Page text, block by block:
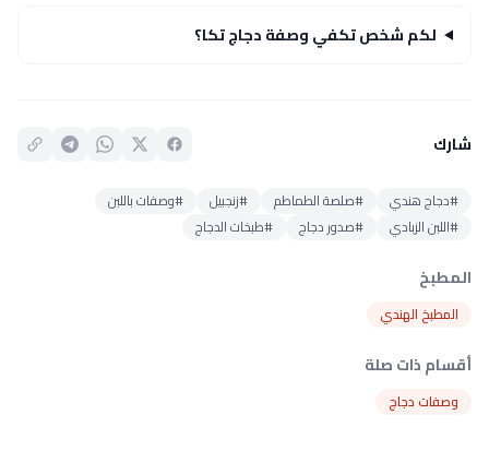
لكم شخص تكفي وصفة دجاج تكا؟
شارك
#دجاج هندي #صلصة الطماطم #زنجبيل
#وصفات باللبن
#اللبن الزبادي
#صدور دجاج #طبخات الدجاج
المطبخ
المطبخ الهندي
أقسام ذات صلة
وصفات دجاج